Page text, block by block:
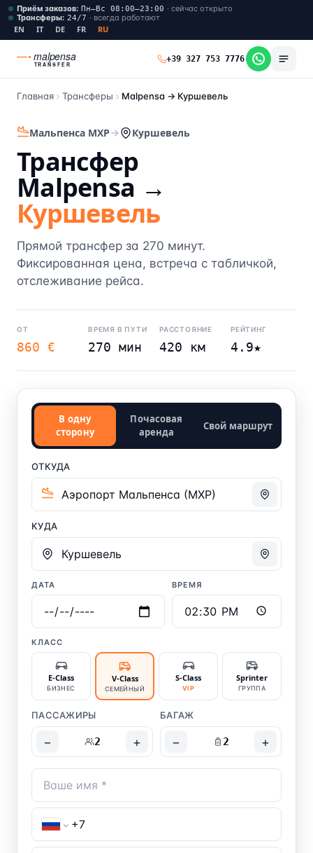
Приём заказов: Пн–Вс 08:00–23:00 · сейчас открыто
Трансферы: 24/7 · всегда работают
EN IT DE FR RU
malpensa
TRANSFER
+39 327 753 7776
Главная Трансферы Malpensa → Куршевель
Мальпенса MXP Куршевель
Трансфер
Malpensa →
Куршевель
Прямой трансфер за 270 минут.
Фиксированная цена, встреча с табличкой,
отслеживание рейса.
ОТ
860 €
ВРЕМЯ В ПУТИ
270 мин
РАССТОЯНИЕ
420 км
РЕЙТИНГ
4.9★
В одну
сторону
Почасовая
аренда
Свой маршрут
ОТКУДА
КУДА
ДАТА ВРЕМЯ
КЛАСС
E-Class
БИЗНЕС
V-Class
СЕМЕЙНЫЙ
S-Class
VIP
Sprinter
ГРУППА
ПАССАЖИРЫ
− 2 +
БАГАЖ
− 2 +